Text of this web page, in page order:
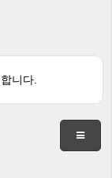
니다.